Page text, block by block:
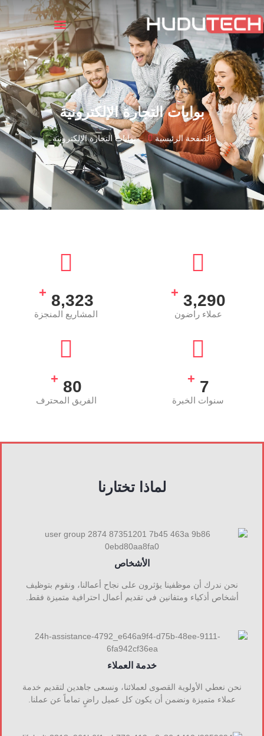
بوابات التجارة الإلكترونية
الصفحة الرئيسية بوابات التجارة الإلكترونية
3,290
+
عملاء راضون
8,323
+
المشاريع المنجزة
7
+
سنوات الخبرة
80
+
الفريق المحترف
لماذا تختارنا
الأشخاص
نحن ندرك أن موظفينا يؤثرون على نجاح أعمالنا، ونقوم بتوظيف
أشخاص أذكياء ومتفانين في تقديم أعمال احترافية متميزة فقط.
خدمة العملاء
نحن نعطي الأولوية القصوى لعملائنا، ونسعى جاهدين لتقديم خدمة
عملاء متميزة ونضمن أن يكون كل عميل راضٍ تماماً عن عملنا.